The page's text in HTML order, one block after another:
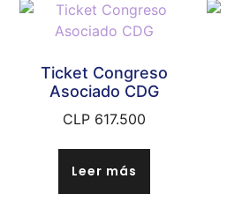
Ticket Congreso
Asociado CDG
CLP 617.500
Leer más